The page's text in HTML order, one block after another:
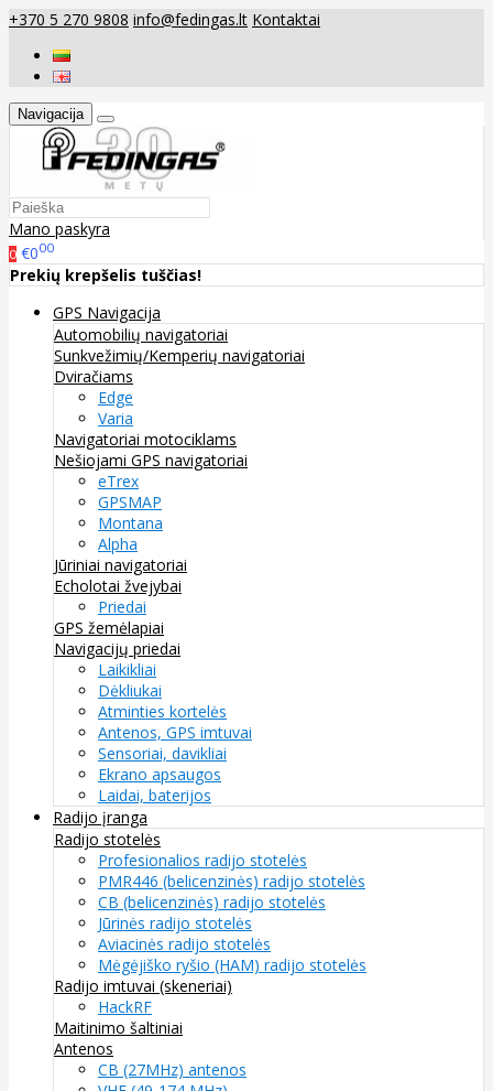
+370 5 270 9808 info@fedingas.lt Kontaktai
Navigacija
Mano paskyra
0 €000
Prekių krepšelis tuščias!
GPS Navigacija
Automobilių navigatoriai
Sunkvežimių/Kemperių navigatoriai
Dviračiams
Edge
Varia
Navigatoriai motociklams
Nešiojami GPS navigatoriai
eTrex
GPSMAP
Montana
Alpha
Jūriniai navigatoriai
Echolotai žvejybai
Priedai
GPS žemėlapiai
Navigacijų priedai
Laikikliai
Dėkliukai
Atminties kortelės
Antenos, GPS imtuvai
Sensoriai, davikliai
Ekrano apsaugos
Laidai, baterijos
Radijo įranga
Radijo stotelės
Profesionalios radijo stotelės
PMR446 (belicenzinės) radijo stotelės
CB (belicenzinės) radijo stotelės
Jūrinės radijo stotelės
Aviacinės radijo stotelės
Mėgėjiško ryšio (HAM) radijo stotelės
Radijo imtuvai (skeneriai)
HackRF
Maitinimo šaltiniai
Antenos
CB (27MHz) antenos